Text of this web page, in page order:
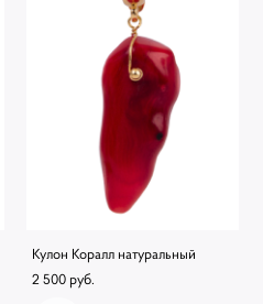
Кулон Коралл натуральный
2 500 pуб.